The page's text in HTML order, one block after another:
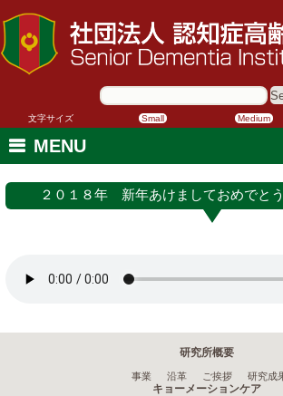
サ
イ
ト
文字サイズ Small Medium
MENU
２０１８年 新年あけましておめでとう
研究所概要
事業 沿革 ご挨拶 研究成
キョーメーションケア